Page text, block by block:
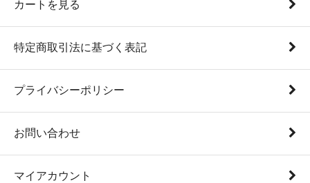
カートを見る
特定商取引法に基づく表記
プライバシーポリシー
お問い合わせ
マイアカウント